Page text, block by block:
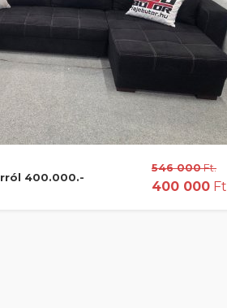
400.000.-
546 000Ft.
400 000